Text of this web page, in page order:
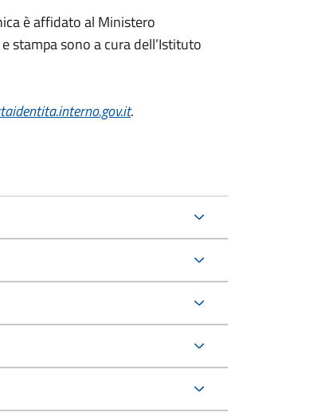
è affidato al Ministero
stampa sono a cura dell’Istituto
.